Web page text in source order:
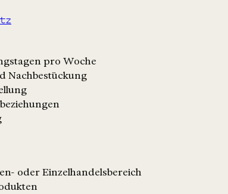
pro Woche
Nachbestückung
oder Einzelhandelsbereich